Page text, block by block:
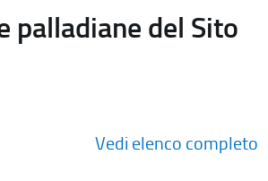
palladiane del Sito
Vedi elenco completo